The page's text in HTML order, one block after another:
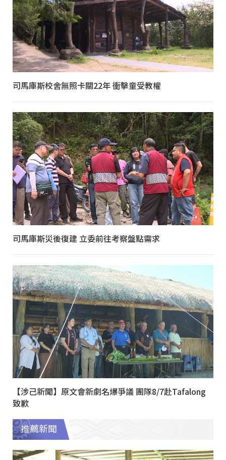
司馬庫斯校舍無照卡關22年 衝擊童受教權
司馬庫斯災後復建 立委前往考察盤點需求
【涉己新聞】原文會新劇名爆爭議 團隊8/7赴Tafalong
致歉
推薦新聞